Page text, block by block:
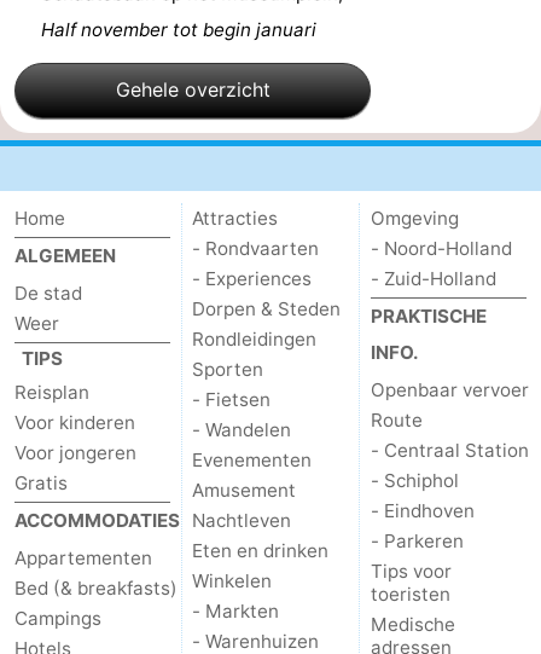
Eindhoven
-
Parkeren
Tips
voor
toeristen
Medische
adressen
Weer
Contact
Half november tot begin januari
Gehele overzicht
Home
ALGEMEEN
De stad
Weer
TIPS
Reisplan
Voor kinderen
Voor jongeren
Gratis
ACCOMMODATIES
Appartementen
Bed (& breakfasts)
Campings
Hotels
Attracties
- Rondvaarten
- Experiences
Dorpen & Steden
Rondleidingen
Sporten
- Fietsen
- Wandelen
Evenementen
Amusement
Nachtleven
Eten en drinken
Winkelen
- Markten
- Warenhuizen
Omgeving
- Noord-Holland
- Zuid-Holland
PRAKTISCHE
INFO.
Openbaar vervoer
Route
- Centraal Station
- Schiphol
- Eindhoven
- Parkeren
Tips voor
toeristen
Medische
adressen